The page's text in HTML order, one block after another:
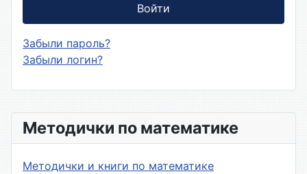
Методички по математике
Методички и книги по математике
Войти
Забыли пароль?
Забыли логин?